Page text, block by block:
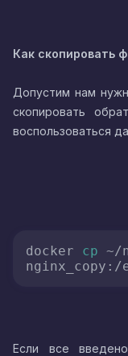
Как скопировать
Допустим нам
скопировать
воспользоваться
docker cp ~/
Если все